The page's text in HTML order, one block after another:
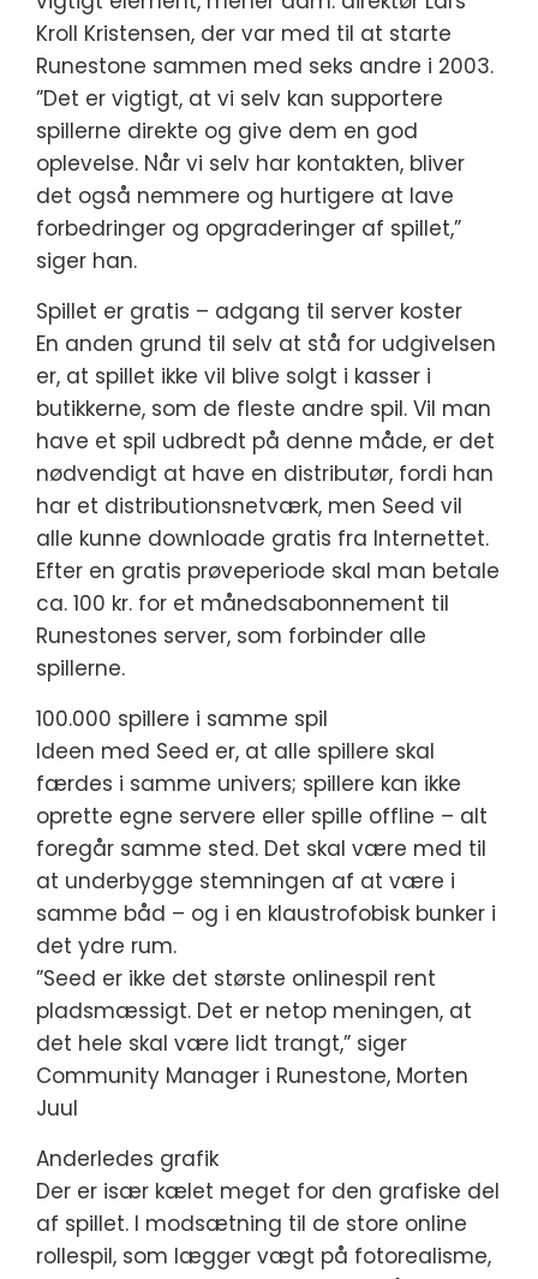
Kroll Kristensen, der var med til at starte
Runestone sammen med seks andre i 2003.
”Det er vigtigt, at vi selv kan supportere
spillerne direkte og give dem en god
oplevelse. Når vi selv har kontakten, bliver
det også nemmere og hurtigere at lave
forbedringer og opgraderinger af spillet,”
siger han.
Spillet er gratis – adgang til server koster
En anden grund til selv at stå for udgivelsen
er, at spillet ikke vil blive solgt i kasser i
butikkerne, som de fleste andre spil. Vil man
have et spil udbredt på denne måde, er det
nødvendigt at have en distributør, fordi han
har et distributionsnetværk, men Seed vil
alle kunne downloade gratis fra Internettet.
Efter en gratis prøveperiode skal man betale
ca. 100 kr. for et månedsabonnement til
Runestones server, som forbinder alle
spillerne.
100.000 spillere i samme spil
Ideen med Seed er, at alle spillere skal
færdes i samme univers; spillere kan ikke
oprette egne servere eller spille offline – alt
foregår samme sted. Det skal være med til
at underbygge stemningen af at være i
samme båd – og i en klaustrofobisk bunker i
det ydre rum.
”Seed er ikke det største onlinespil rent
pladsmæssigt. Det er netop meningen, at
det hele skal være lidt trangt,” siger
Community Manager i Runestone, Morten
Juul
Anderledes grafik
Der er især kælet meget for den grafiske del
af spillet. I modsætning til de store online
rollespil, som lægger vægt på fotorealisme,